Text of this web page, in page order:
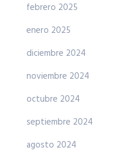
febrero 2025
enero 2025
diciembre 2024
noviembre 2024
octubre 2024
septiembre 2024
agosto 2024